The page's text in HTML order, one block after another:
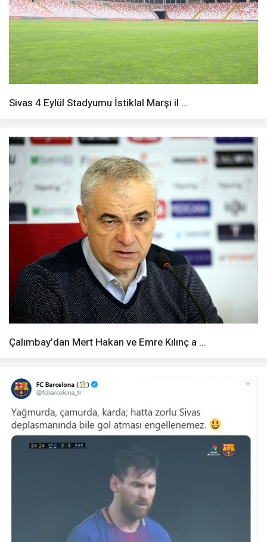
Sivas 4 Eylül Stadyumu İstiklal Marşı il ...
Çalımbay’dan Mert Hakan ve Emre Kılınç a ...